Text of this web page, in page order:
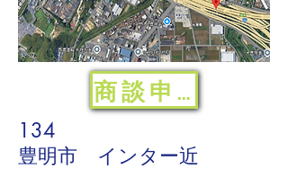
商談申込
134
豊明市 インター近